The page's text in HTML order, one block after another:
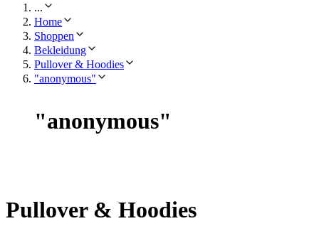
...
Home
Shoppen
Bekleidung
Pullover & Hoodies
"anonymous"
"anonymous"
Pullover & Hoodies